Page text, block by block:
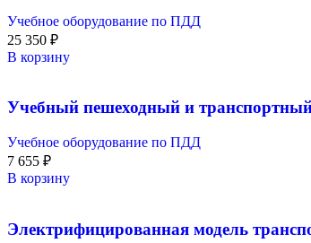
Учебное оборудование по ПДД
25 350 ₽
В корзину
Учебный пешеходный и
Учебное оборудование по ПДД
7 655 ₽
В корзину
Электрифицированная модель